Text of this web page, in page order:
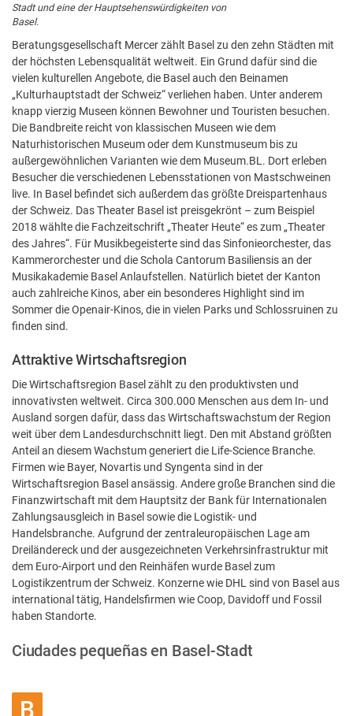
Stadt und eine der Hauptsehenswürdigkeiten von
Basel.
Beratungsgesellschaft Mercer zählt Basel zu den zehn Städten mit
der höchsten Lebensqualität weltweit. Ein Grund dafür sind die
vielen kulturellen Angebote, die Basel auch den Beinamen
„Kulturhauptstadt der Schweiz“ verliehen haben. Unter anderem
knapp vierzig Museen können Bewohner und Touristen besuchen.
Die Bandbreite reicht von klassischen Museen wie dem
Naturhistorischen Museum oder dem Kunstmuseum bis zu
außergewöhnlichen Varianten wie dem Museum.BL. Dort erleben
Besucher die verschiedenen Lebensstationen von Mastschweinen
live. In Basel befindet sich außerdem das größte Dreispartenhaus
der Schweiz. Das Theater Basel ist preisgekrönt – zum Beispiel
2018 wählte die Fachzeitschrift „Theater Heute“ es zum „Theater
des Jahres“. Für Musikbegeisterte sind das Sinfonieorchester, das
Kammerorchester und die Schola Cantorum Basiliensis an der
Musikakademie Basel Anlaufstellen. Natürlich bietet der Kanton
auch zahlreiche Kinos, aber ein besonderes Highlight sind im
Sommer die Openair-Kinos, die in vielen Parks und Schlossruinen zu
finden sind.
Attraktive Wirtschaftsregion
Die Wirtschaftsregion Basel zählt zu den produktivsten und
innovativsten weltweit. Circa 300.000 Menschen aus dem In- und
Ausland sorgen dafür, dass das Wirtschaftswachstum der Region
weit über dem Landesdurchschnitt liegt. Den mit Abstand größten
Anteil an diesem Wachstum generiert die Life-Science Branche.
Firmen wie Bayer, Novartis und Syngenta sind in der
Wirtschaftsregion Basel ansässig. Andere große Branchen sind die
Finanzwirtschaft mit dem Hauptsitz der Bank für Internationalen
Zahlungsausgleich in Basel sowie die Logistik- und
Handelsbranche. Aufgrund der zentraleuropäischen Lage am
Dreiländereck und der ausgezeichneten Verkehrsinfrastruktur mit
dem Euro-Airport und den Reinhäfen wurde Basel zum
Logistikzentrum der Schweiz. Konzerne wie DHL sind von Basel aus
international tätig, Handelsfirmen wie Coop, Davidoff und Fossil
haben Standorte.
Ciudades pequeñas en Basel-Stadt
B